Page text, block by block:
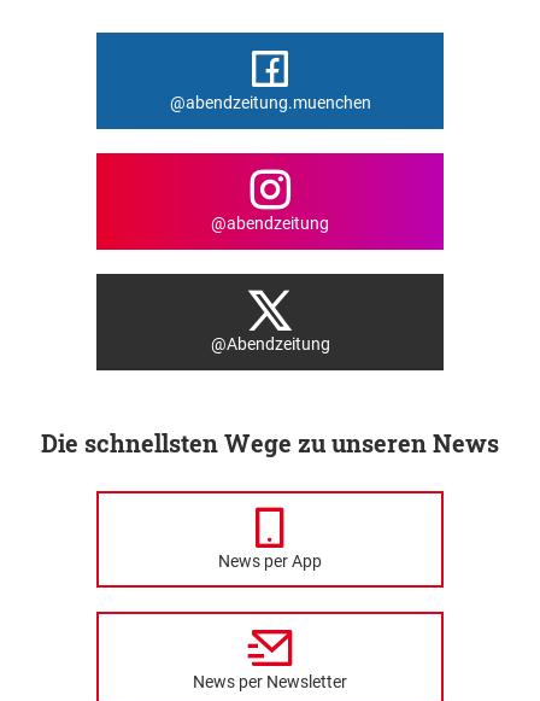
@abendzeitung.muenchen
@abendzeitung
@Abendzeitung
Die schnellsten Wege zu unseren News
News per App
News per Newsletter